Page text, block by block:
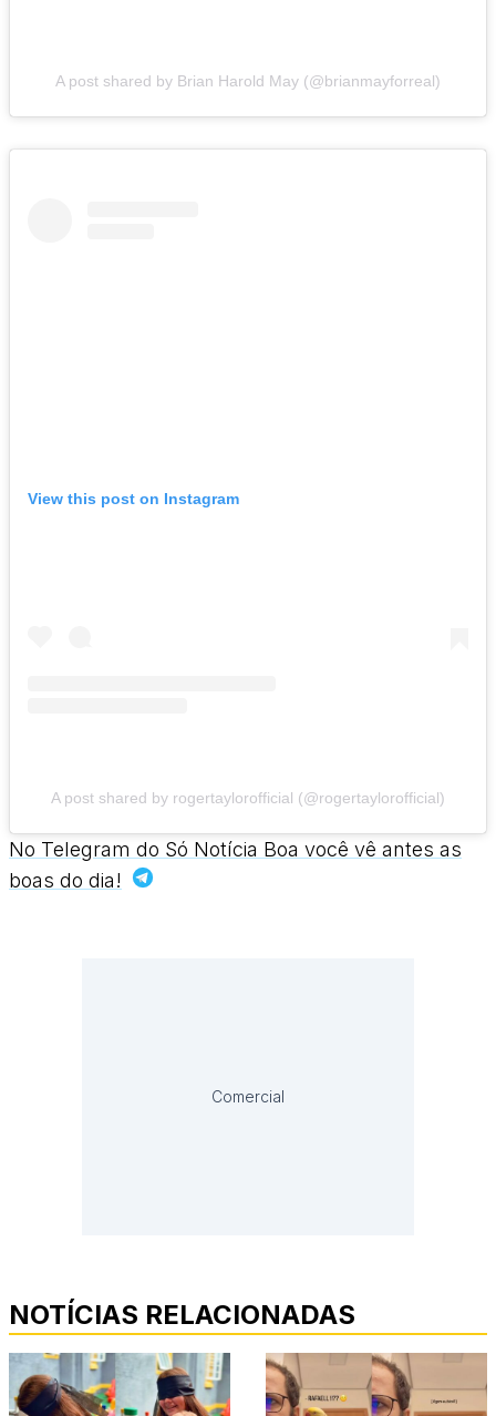
A post shared by Brian Harold May (@brianmayforreal)
View this post on Instagram
A post shared by rogertaylorofficial (@rogertaylorofficial)
No Telegram do Só Notícia Boa você vê antes as
boas do dia!
Comercial
NOTÍCIAS RELACIONADAS